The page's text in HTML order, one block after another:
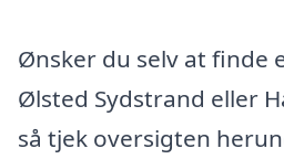
Ønsker du selv at finde
Ølsted Sydstrand eller
så tjek oversigten